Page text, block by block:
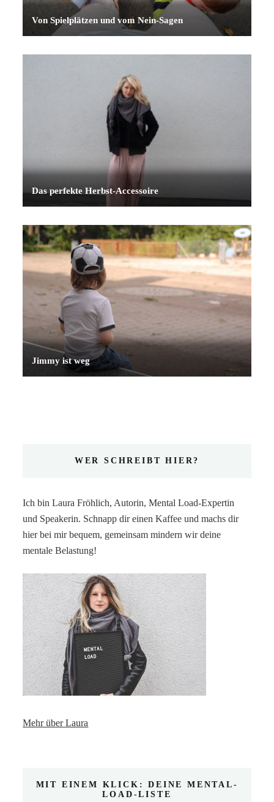
Von Spielplätzen und vom Nein-Sagen
Das perfekte Herbst-Accessoire
Jimmy ist weg
WER SCHREIBT HIER?
Ich bin Laura Fröhlich, Autorin, Mental Load-Expertin
und Speakerin. Schnapp dir einen Kaffee und machs dir
hier bei mir bequem, gemeinsam mindern wir deine
mentale Belastung!
Mehr über Laura
MIT EINEM KLICK: DEINE MENTAL-
LOAD-LISTE